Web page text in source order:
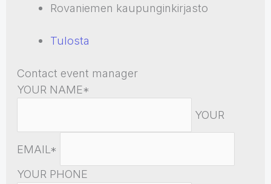
Rovaniemen kaupunginkirjasto
Tulosta
Contact event manager
YOUR NAME*
YOUR
EMAIL*
YOUR PHONE